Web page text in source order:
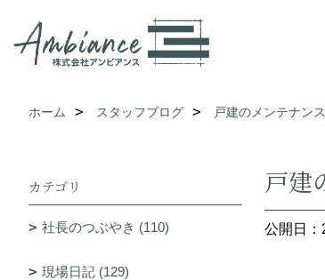
ホーム スタッフブログ 戸建のメンテナン
戸建
公開日：
カテゴリ
社長のつぶやき (110)
現場日記 (129)